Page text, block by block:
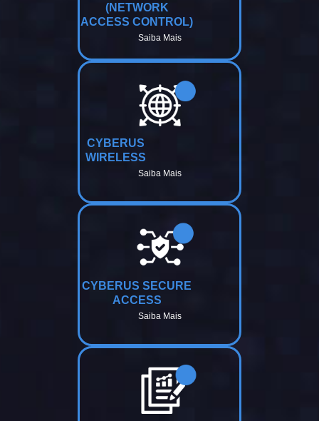
(NETWORK
ACCESS CONTROL)
Saiba Mais
CYBERUS
WIRELESS
Saiba Mais
CYBERUS SECURE
ACCESS
Saiba Mais